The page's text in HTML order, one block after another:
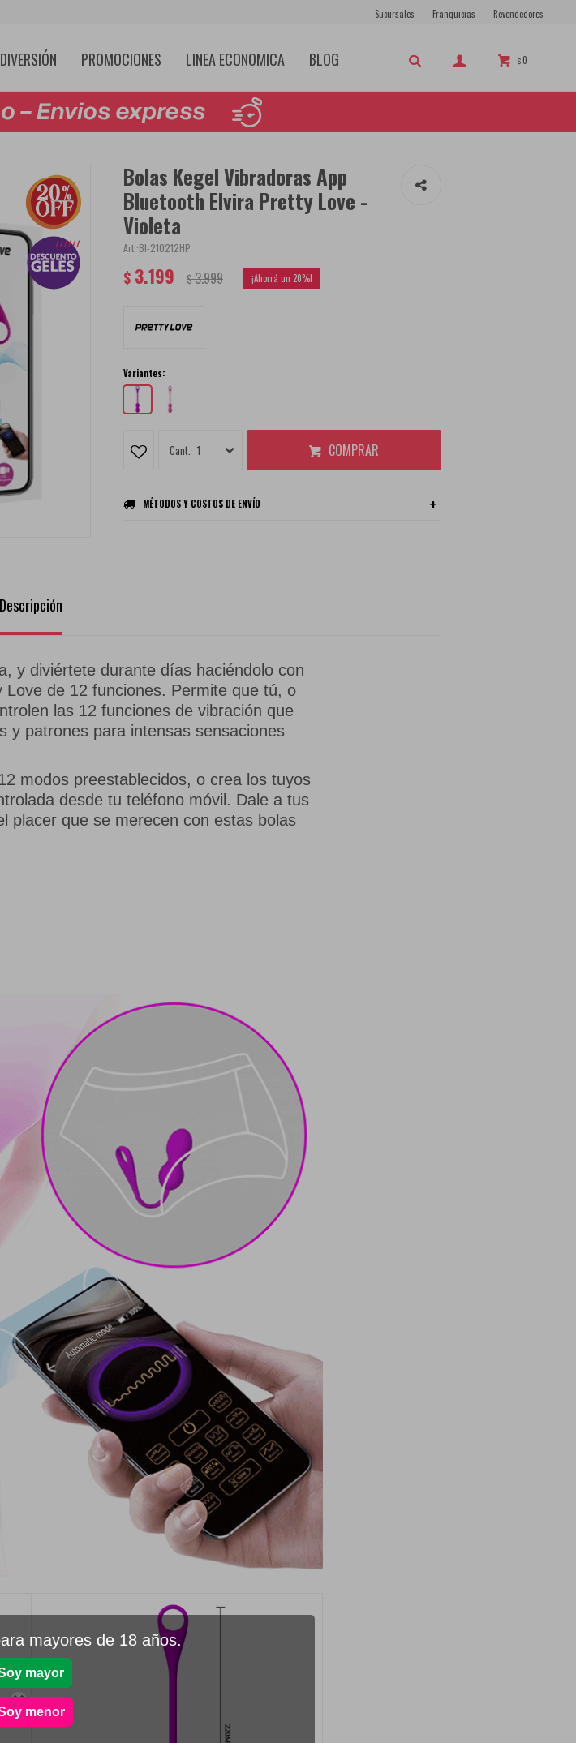

mayores de 18 años.
mayor
menor
DIVERSIÓN PROMOCIONES LINEA ECONOMICA BLOG $ 0
Sucursales Franquicias Revendedores
Bolas Kegel Vibradoras App
Bluetooth Elvira Pretty Love -
Violeta
BI-210212HP
$ 3.199 $3.999 20
Variantes:
1 COMPRAR
MÉTODOS Y COSTOS DE ENVÍO
Descripción
y diviértete durante días haciéndolo con
Love de 12 funciones. Permite que tú, o
las 12 funciones de vibración que
y patrones para intensas sensaciones
modos preestablecidos, o crea los tuyos
desde tu teléfono móvil. Dale a tus
placer que se merecen con estas bolas